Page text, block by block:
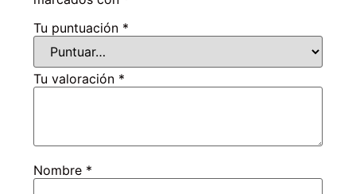
Tu puntuación *
Tu valoración *
Nombre *